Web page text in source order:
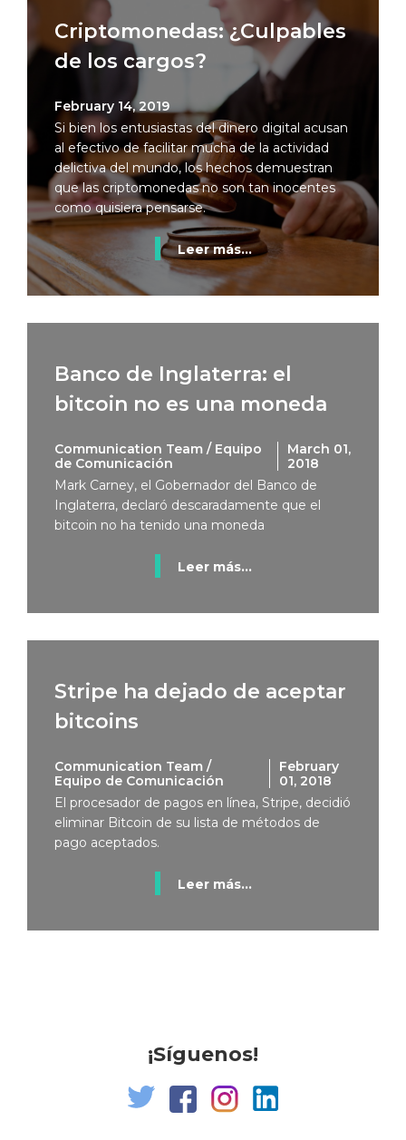
Criptomonedas: ¿Culpables
de los cargos?
February 14, 2019
Si bien los entusiastas del dinero digital acusan
al efectivo de facilitar mucha de la actividad
delictiva del mundo, los hechos demuestran
que las criptomonedas no son tan inocentes
como quisiera pensarse.
Leer más...
Banco de Inglaterra: el
bitcoin no es una moneda
Communication Team / Equipo
de Comunicación
March 01,
2018
Mark Carney, el Gobernador del Banco de
Inglaterra, declaró descaradamente que el
bitcoin no ha tenido una moneda
Leer más...
Stripe ha dejado de aceptar
bitcoins
Communication Team /
Equipo de Comunicación
February
01, 2018
El procesador de pagos en línea, Stripe, decidió
eliminar Bitcoin de su lista de métodos de
pago aceptados.
Leer más...
¡Síguenos!